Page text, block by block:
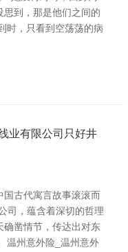
到，那是他们之间的
时，只看到空荡荡的病
业有限公司只好井
国古代寓言故事滚滚而
司，蕴含着深切的哲理
确凿情节，传达出对东
温州意外险_温州意外